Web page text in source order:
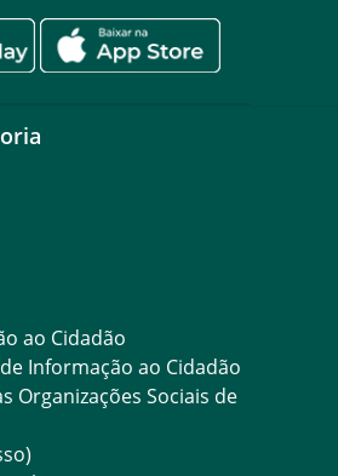
ao Cidadão
Informação ao Cidadão
Organizações Sociais de